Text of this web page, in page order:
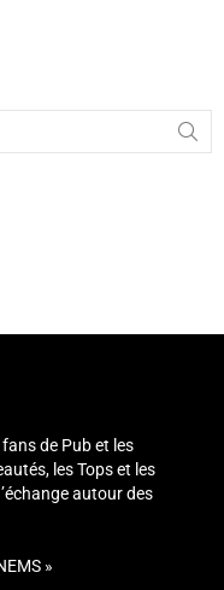
de Pub et les
les Tops et les
autour des
»